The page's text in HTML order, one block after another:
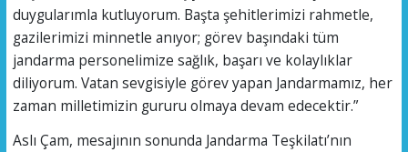
duygularımla kutluyorum. Başta şehitlerimizi rahmetle,
gazilerimizi minnetle anıyor; görev başındaki tüm
jandarma personelimize sağlık, başarı ve kolaylıklar
diliyorum. Vatan sevgisiyle görev yapan Jandarmamız, her
zaman milletimizin gururu olmaya devam edecektir.”
Aslı Çam, mesajının sonunda Jandarma Teşkilatı’nın